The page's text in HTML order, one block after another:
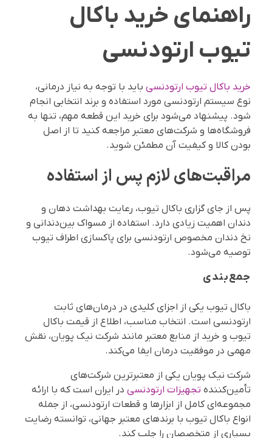
راهنمای خرید باکال
تیوب ارتودنسی
خرید باکال تیوب ارتودنسی باید با توجه به نیاز درمانی،
نوع سیستم ارتودنسی مورد استفاده و برند انتخابی انجام
شود. پیشنهاد می‌شود برای خرید این قطعه مهم، تنها به
فروشگاه‌ها و شرکت‌های معتبر مراجعه کنید تا از اصل
بودن کالا و کیفیت آن مطمئن شوید.
مراقبت‌های لازم پس از استفاده
پس از جای گزاری باکال تیوب، رعایت بهداشت دهان و
دندان اهمیت زیادی دارد. استفاده از مسواک بین‌دندانی و
نخ دندان مخصوص ارتودنسی برای پاکسازی اطراف تیوب
توصیه می‌شود.
جمع‌بندی
باکال تیوب یکی از اجزای کلیدی در درمان‌های ثابت
ارتودنسی است. انتخاب مناسب، اطلاع از قیمت باکال
تیوب و خرید از منابع معتبر مانند شرکت نیک پویان، نقش
مهمی در موفقیت درمان ایفا می‌کند.
شرکت نیک پویان یکی از معتبرترین شرکت‌های
تأمین‌کننده تجهیزات ارتودنسی در ایران است که با ارائه
مجموعه‌ای کامل از ابزارها و قطعات ارتودنسی، از جمله
انواع باکال تیوب با برندهای معتبر جهانی، توانسته رضایت
بسیاری از متخصصان را جلب کند.